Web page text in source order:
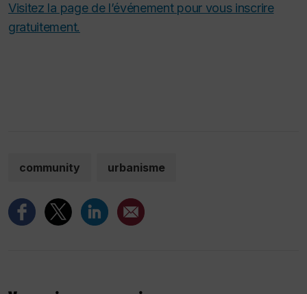
Visitez la page de l’événement pour vous inscrire
gratuitement.
community urbanisme